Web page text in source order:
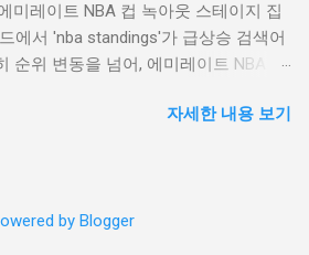
가 윤리적으로 심각한 문제를 야기하
명예를 훼손할 수 있다고 지적합니다.
Samuel Regan-Asante on Unsplash
기서 끝나지 않았습니다. 스캔들이 터진
정확히 알려지지 않았지만, 그의 ...
미레이트 NBA 컵 녹아웃 스테이지 집
에서 'nba standings'가 급상승 검색어
순위 변동을 넘어, 에미레이트 NBA 컵
팅에서는 NBA 컵 녹아웃 스테이지 관
있습니다. "Emirates NBA Cup
자세한 내용 보기
by Blogger